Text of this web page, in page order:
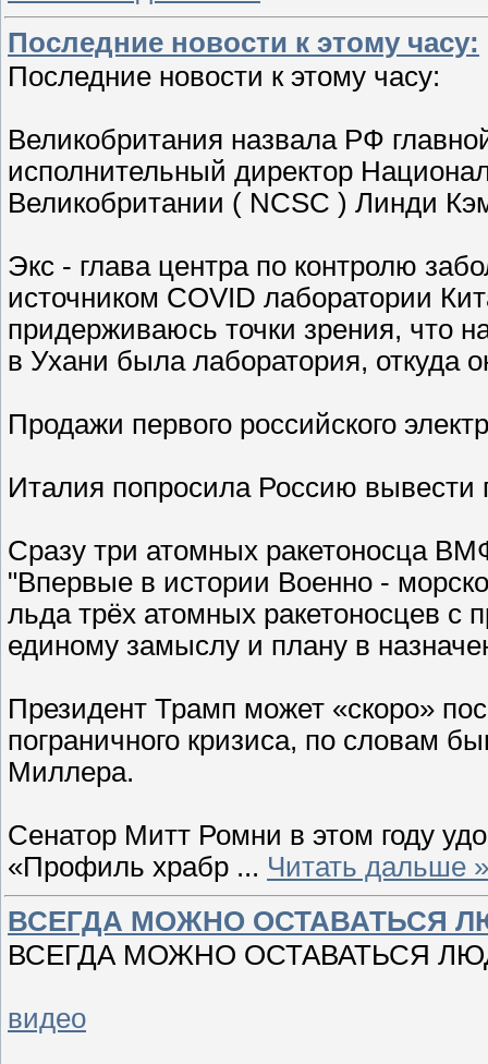
Последние новости к этому часу:
Последние новости к этому часу:
Великобритания назвала РФ
исполнительный директор
Великобритании ( NCSC ) Линди
Экс - глава центра по контролю
источником COVID лаборатории
придерживаюсь точки зрения, что
в Ухани была лаборатория, откуда
Продажи первого российского
Италия попросила Россию вывести
Сразу три атомных ракетоносца
"Впервые в истории Военно -
льда трёх атомных ракетоносцев с
единому замыслу и плану в
Президент Трамп может «скоро»
пограничного кризиса, по словам
Миллера.
Сенатор Митт Ромни в этом году
«Профиль храбр ... Читать дальше »
ВСЕГДА МОЖНО ОСТАВАТЬСЯ
ВСЕГДА МОЖНО ОСТАВАТЬСЯ
видео